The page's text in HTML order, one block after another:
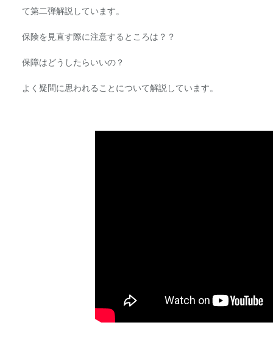
て第二弾解説しています。
保険を見直す際に注意するところは？？
保障はどうしたらいいの？
よく疑問に思われることについて解説しています。